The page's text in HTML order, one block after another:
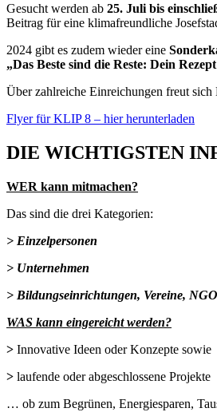
Gesucht werden ab 25. Juli bis
Beitrag für eine klimafreundliche
2024 gibt es zudem wieder eine
„Das Beste sind die Reste: Dein
Über zahlreiche Einreichungen freut
Flyer für KLIP 8 – hier herunterladen
DIE WICHTIGSTEN
WER kann mitmachen?
Das sind die drei Kategorien:
> Einzelpersonen
> Unternehmen
> Bildungseinrichtungen, Vereine,
WAS kann eingereicht werden?
> Innovative Ideen oder Konzepte sowie
> laufende oder abgeschlossene Projekte
… ob zum Begrünen, Energiesparen,